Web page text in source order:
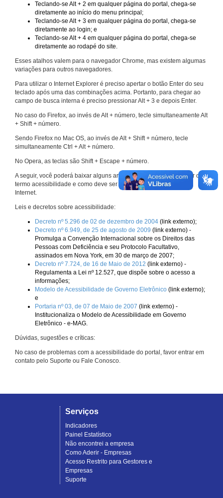
Teclando-se Alt + 2 em qualquer página do portal, chega-se
diretamente ao início do menu principal;
Teclando-se Alt + 3 em qualquer página do portal, chega-se
diretamente ao login; e
Teclando-se Alt + 4 em qualquer página do portal, chega-se
diretamente ao rodapé do site.
Esses atalhos valem para o navegador Chrome, mas existem algumas
variações para outros navegadores.
Para utilizar o Internet Explorer é preciso apertar o botão Enter do seu
teclado após uma das combinações acima. Portanto, para chegar ao
campo de busca interna é preciso pressionar Alt + 3 e depois Enter.
No caso do Firefox, ao invés de Alt + número, tecle simultaneamente Alt
+ Shift + número.
Sendo Firefox no Mac OS, ao invés de Alt + Shift + número, tecle
simultaneamente Ctrl + Alt + número.
No Opera, as teclas são Shift + Escape + número.
A seguir, você poderá baixar alguns arquivos que explicam melhor o
termo acessibilidade e como deve ser implementado nos sites da
Internet.
Leis e decretos sobre acessibilidade:
Decreto nº 5.296 de 02 de dezembro de 2004 (link externo);
Decreto nº 6.949, de 25 de agosto de 2009 (link externo) -
Promulga a Convenção Internacional sobre os Direitos das
Pessoas com Deficiência e seu Protocolo Facultativo,
assinados em Nova York, em 30 de março de 2007;
Decreto nº 7.724, de 16 de Maio de 2012 (link externo) -
Regulamenta a Lei nº 12.527, que dispõe sobre o acesso a
informações;
Modelo de Acessibilidade de Governo Eletrônico (link externo);
e
Portaria nº 03, de 07 de Maio de 2007 (link externo) -
Institucionaliza o Modelo de Acessibilidade em Governo
Eletrônico - e-MAG.
Dúvidas, sugestões e críticas:
No caso de problemas com a acessibilidade do portal, favor entrar em
contato pelo Suporte ou Fale Conosco.
Serviços
Indicadores
Painel Estatístico
Não encontrei a empresa
Como Aderir - Empresas
Acesso Restrito para Gestores e
Empresas
Suporte